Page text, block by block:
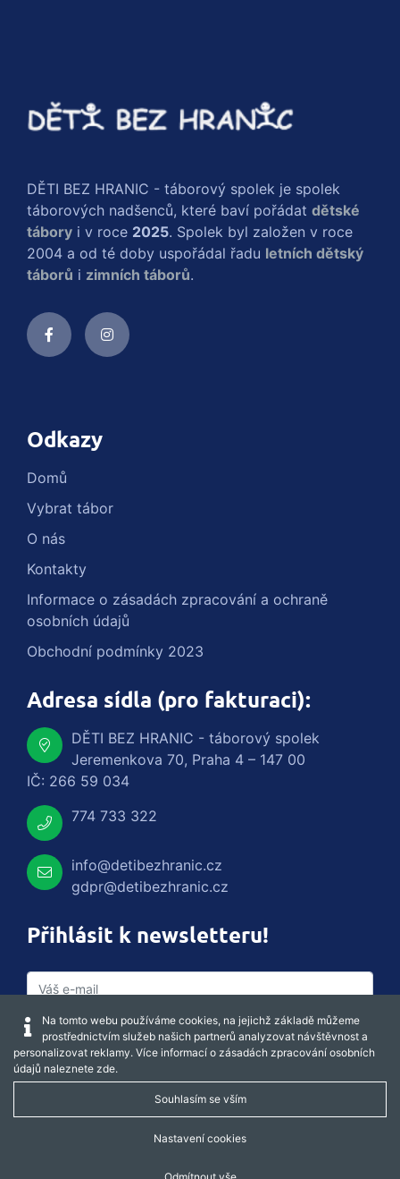
DĚTI BEZ HRANIC - táborový spolek je spolek
táborových nadšenců, které baví pořádat dětské
tábory i v roce 2025. Spolek byl založen v roce
2004 a od té doby uspořádal řadu letních dětský
táborů i zimních táborů.
Odkazy
Domů
Vybrat tábor
O nás
Kontakty
Informace o zásadách zpracování a ochraně
osobních údajů
Obchodní podmínky 2023
Adresa sídla (pro fakturaci):
DĚTI BEZ HRANIC - táborový spolek
Jeremenkova 70, Praha 4 – 147 00
IČ: 266 59 034
774 733 322
info@detibezhranic.cz
gdpr@detibezhranic.cz
Přihlásit k newsletteru!
Captcha obnovit
Na tomto webu používáme cookies, na jejichž základě můžeme
prostřednictvím služeb našich partnerů analyzovat návštěvnost a
personalizovat reklamy. Více informací o zásadách zpracování osobních
údajů naleznete zde.
Souhlasím se vším
Nastavení cookies